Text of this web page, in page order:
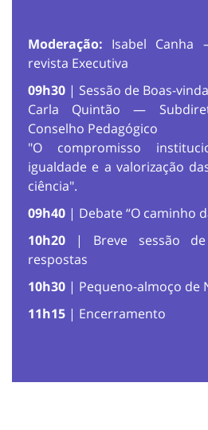
Moderação: Isabel Canha
revista Executiva
09h30 | Sessão de Boas-
Carla Quintão —
Conselho Pedagógico
"O compromisso
igualdade e a valorização
ciência".
09h40 | Debate “O caminho
10h20 | Breve sessão
respostas
10h30 | Pequeno-almoço de
11h15 | Encerramento